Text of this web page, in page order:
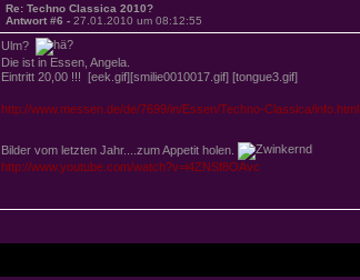
Re: Techno Classica 2010?
Antwort #6 - 27.01.2010 um 08:12:55
Ulm?
Die ist in Essen, Angela.
Eintritt 20,00 !!! [eek.gif][smilie0010017.gif] [tongue3.gif]
http://www.messen.de/de/7699/in/Essen/Techno-Classica/info.html
Bilder vom letzten Jahr....zum Appetit holen.
http://www.youtube.com/watch?v=i4ZNSf8OAvc